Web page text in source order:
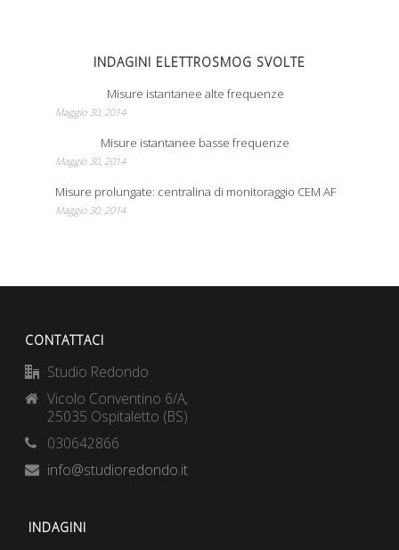
INDAGINI ELETTROSMOG SVOLTE
Misure istantanee alte frequenze
Maggio 30, 2014
Misure istantanee basse frequenze
Maggio 30, 2014
Misure prolungate: centralina di monitoraggio CEM AF
Maggio 30, 2014
CONTATTACI
Studio Redondo
Vicolo Conventino 6/A,
25035 Ospitaletto (BS)
030642866
info@studioredondo.it
INDAGINI